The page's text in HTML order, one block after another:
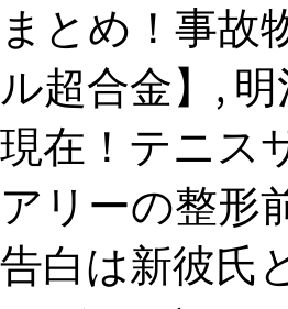
まとめ！事故
ル超合金】,
現在！テニス
アリーの整形
告白は新彼氏